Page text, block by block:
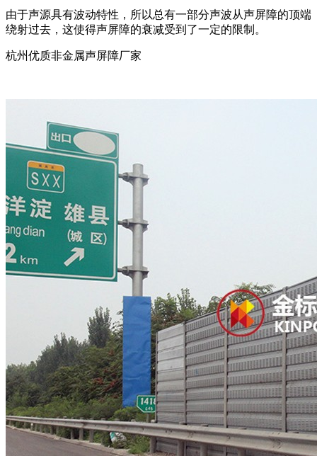
由于声源具有波动特性，所以总有一部分声波从声屏障的顶端
绕射过去，这使得声屏障的衰减受到了一定的限制。
杭州优质非金属声屏障厂家